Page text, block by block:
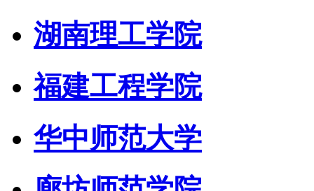
湖南理工学院
福建工程学院
华中师范大学